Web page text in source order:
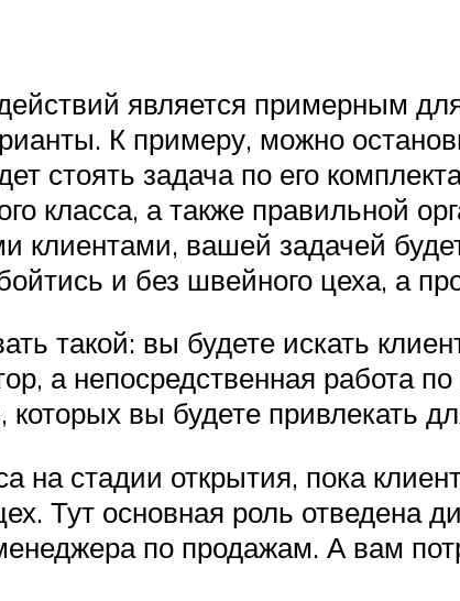
является примерным
К примеру, можно
стоять задача по его
класса, а также правильной
клиентами, вашей задачей
и без швейного цеха, а
такой: вы будете искать
а непосредственная работа
вы будете привлекать
на стадии открытия, пока
Тут основная роль отведена
по продажам. А вам